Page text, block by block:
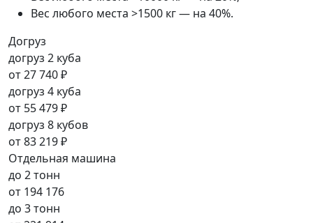
Вес любого места >1500 кг — на 40%.
Догруз
догруз 2 куба
от27 740 ₽
догруз 4 куба
от 55 479 ₽
догруз 8 кубов
от83 219 ₽
Отдельная машина
до 2 тонн
от 194 176
до 3 тонн